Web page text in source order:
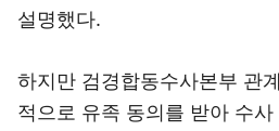
설명했다.
하지만 검경합동수사본부 관
적으로 유족 동의를 받아 수